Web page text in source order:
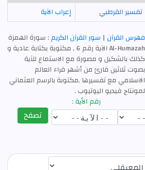
تفسير القرطبي إعراب الآية
فهرس القرآن | سور القرآن الكريم: سورة الهمزة
Al-Humazah الآية رقم 6 , مكتوبة بكتابة عادية و
كذلك بالشكيل و مصورة مع الاستماع للآية
بصوت ثلاثين قارئ من أشهر قراء العالم
الاسلامي مع تفسيرها ,مكتوبة بالرسم العثماني
لمونتاج فيديو اليوتيوب .
رقم الأية :
تصفح
اختيار قارئ الآية